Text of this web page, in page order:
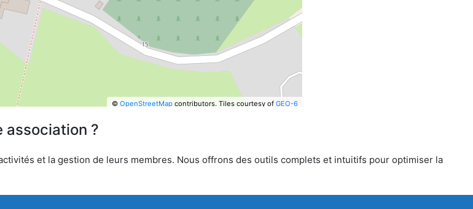
© OpenStreetMapcontributors. Tiles courtesy of GEO-6
association ?
et la gestion de leurs membres. Nous offrons des outils complets et intuitifs pour optimiser la